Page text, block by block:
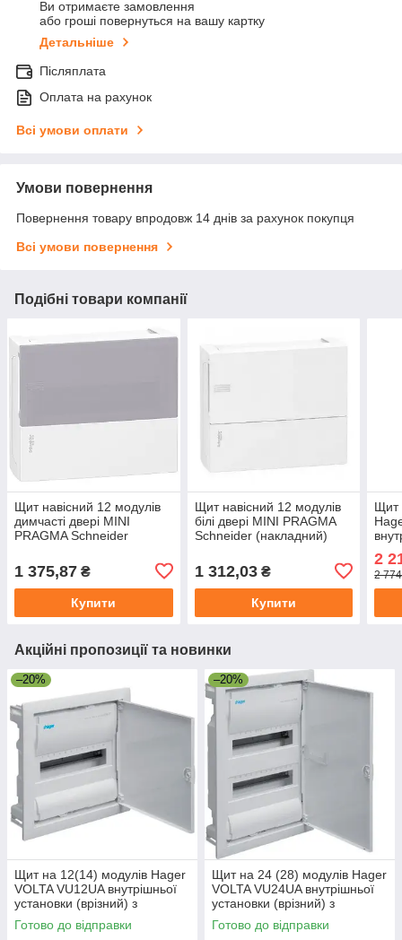
Ви отримаєте замовлення
або гроші повернуться на вашу картку
Детальніше
Післяплата
Оплата на рахунок
Всі умови оплати
Умови повернення
Повернення товару впродовж 14 днів за рахунок покупця
Всі умови повернення
Подібні товари компанії
Щит навісний 12 модулів
димчасті двері MINI
PRAGMA Schneider
1 375,87 ₴
Купити
Щит навісний 12 модулів
білі двері MINI PRAGMA
Schneider (накладний)
1 312,03₴
Купити
Щит
2
2
Акційні пропозиції та новинки
–20%
Щит на 12(14) модулів Hager
VOLTA VU12UA внутрішньої
установки (врізний) з
металевими дверима, без
клем
Готово до відправки
–20%
Щит на 24 (28) модулів Hager
VOLTA VU24UA внутрішньої
установки (врізний) з
металевими дверима без
клем
Готово до відправки